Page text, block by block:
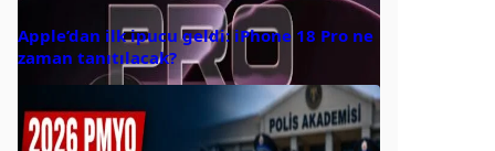
Apple’dan ilk ipucu geldi: iPhone 18 Pro ne
zaman tanıtılacak?